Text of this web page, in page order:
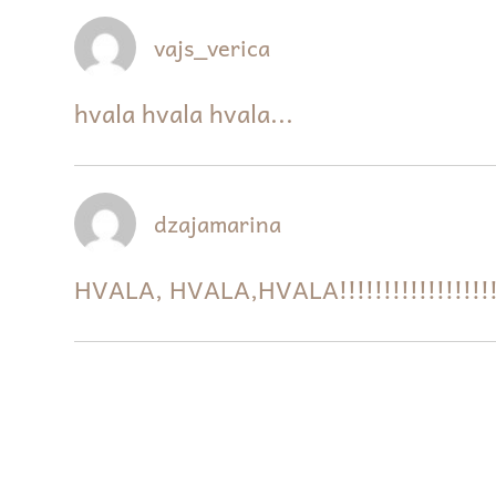
vajs_verica
hvala hvala hvala...
dzajamarina
HVALA,